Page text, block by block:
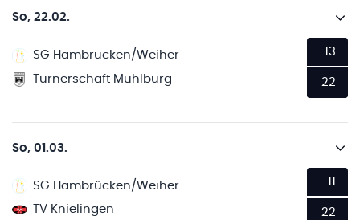
So, 22.02.
SG Hambrücken/Weiher
Turnerschaft Mühlburg
13
22
So, 01.03.
SG Hambrücken/Weiher
TV Knielingen
22